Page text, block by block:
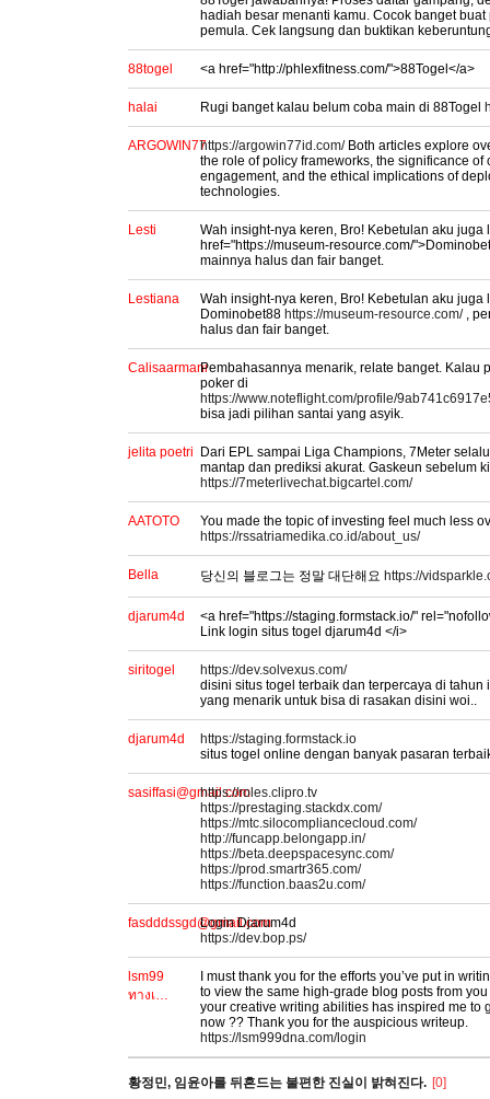
hadiah besar menanti kamu. Cocok banget
pemula. Cek langsung dan buktikan
88togel <a href="http://phlexfitness.com/">88Togel</a>
halai Rugi banget kalau belum coba main di 88Togel
ARGOWIN77https://argowin77id.com/Both articles explore
the role of policy frameworks, the significance of
engagement, and the ethical implications of
technologies.
Lesti
Wah insight-nya keren, Bro! Kebetulan aku juga
href="https://museum-resource.com/
mainnya halus dan fair banget.
Lestiana
Wah insight-nya keren, Bro! Kebetulan aku juga
Dominobet88 https://museum-resource.com/,
halus dan fair banget.
CalisaarmaniPembahasannya menarik, relate banget. Kalau
poker di
https://www.noteflight.com/profile/
bisa jadi pilihan santai yang asyik.
jelita poetri
Dari EPL sampai Liga Champions, 7Meter
mantap dan prediksi akurat. Gaskeun sebelum
https://7meterlivechat.bigcartel.com/
AATOTO
You made the topic of investing feel much less
https://rssatriamedika.co.id/about_us/
Bella 당신의 블로그는 정말 대단해요 https://
djarum4d
<a href="https://staging.formstack.io/"
Link login situs togel djarum4d </i>
siritogel
https://dev.solvexus.com/
disini situs togel terbaik dan terpercaya di tahun
yang menarik untuk bisa di rasakan disini woi..
djarum4d
https://staging.formstack.io
situs togel online dengan banyak pasaran
sasiffasi@gmail.comhttps://roles.clipro.tv
https://prestaging.stackdx.com/
https://mtc.silocompliancecloud.com/
http://funcapp.belongapp.in/
https://beta.deepspacesync.com/
https://prod.smartr365.com/
https://function.baas2u.com/
fasdddssgd@gmail.com
Login Djarum4d
https://dev.bop.ps/
lsm99
ทางเ…
I must thank you for the efforts you’ve put in
to view the same high-grade blog posts from
your creative writing abilities has inspired me to
now ?? Thank you for the auspicious writeup.
https://lsm999dna.com/login
황정민, 임윤아를 뒤흔드는 불편한 진실이 밝혀진다. [0]